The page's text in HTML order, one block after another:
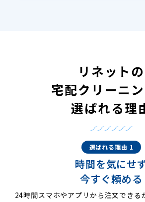
リネットの
宅配クリーニ
選ばれる理
選ばれる理由 1
時間を気にせ
今すぐ頼める
24時間スマホやアプリから注文できる